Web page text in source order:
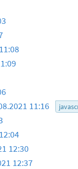
11:16
12:30
12:37